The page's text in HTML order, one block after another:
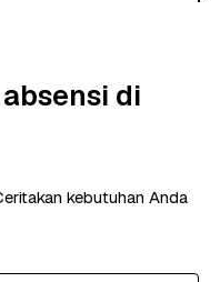
di
kebutuhan Anda